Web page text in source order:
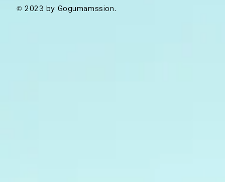
© 2023 by Gogumamssion.